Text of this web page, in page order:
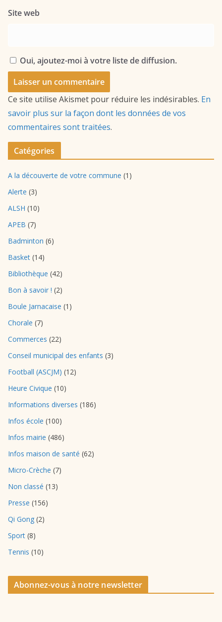
Site web
Oui, ajoutez-moi à votre liste de diffusion.
Ce site utilise Akismet pour réduire les indésirables. En
savoir plus sur la façon dont les données de vos
commentaires sont traitées.
Catégories
A la découverte de votre commune (1)
Alerte (3)
ALSH (10)
APEB (7)
Badminton (6)
Basket (14)
Bibliothèque (42)
Bon à savoir ! (2)
Boule Jarnacaise (1)
Chorale (7)
Commerces (22)
Conseil municipal des enfants (3)
Football (ASCJM) (12)
Heure Civique (10)
Informations diverses (186)
Infos école (100)
Infos mairie (486)
Infos maison de santé (62)
Micro-Crèche (7)
Non classé (13)
Presse (156)
Qi Gong (2)
Sport (8)
Tennis (10)
Abonnez-vous à notre newsletter